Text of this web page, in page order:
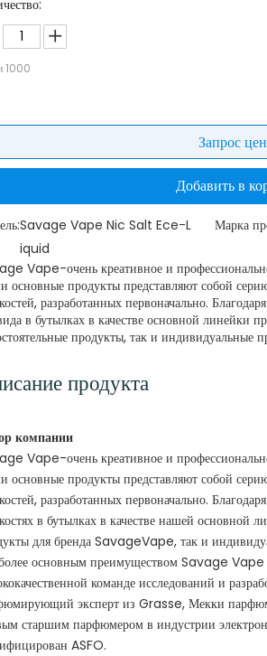
1000
Запрос
Добавить в
Savage Vape Nic Salt Ece-L
iquid
Марка
Vape-очень креативное и
основные продукты представляют собой
разработанных первоначально.
в бутылках в качестве основной линейки
продукты, так и индивидуальные
продукта
компании
Vape-очень креативное и
основные продукты представляют собой
разработанных первоначально.
в бутылках в качестве нашей основной
для бренда SavageVape, так и
основным преимуществом Savage Vape
команде исследований и
эксперт из Grasse, Мекки
старшим парфюмером в индустрии
ASFO.